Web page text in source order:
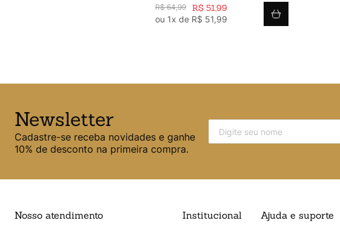
R$ 64,99 R$ 51,99
ou 1x de R$ 51,99
Newsletter
Cadastre-se receba novidades e ganhe
10% de desconto na primeira compra.
Nosso atendimento Institucional Ajuda e suporte